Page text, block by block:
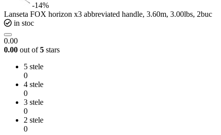
-14%
Lanseta FOX horizon x3 abbreviated handle, 3.60m, 3.00lbs, 2buc
in stoc
0.00
0.00 out of5 stars
5 stele
0
4 stele
0
3 stele
0
2 stele
0